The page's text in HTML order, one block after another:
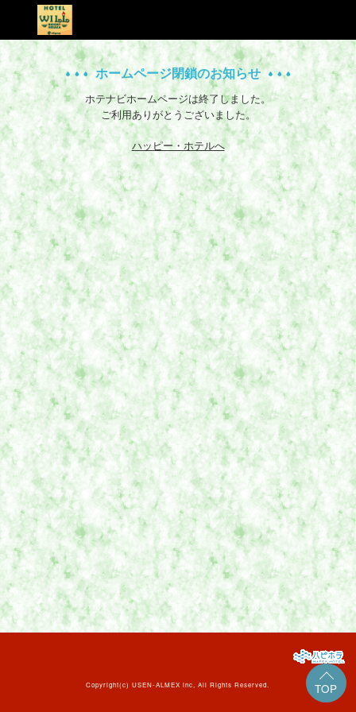
ホームページ閉鎖のお知らせ
ホテナビホームページは終了しました。
ご利用ありがとうございました。
ハッピー・ホテルへ
Copyright(c)USEN-ALMEX inc, All Rights Reserved.